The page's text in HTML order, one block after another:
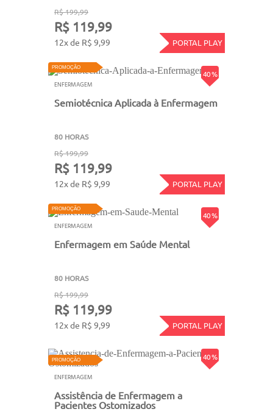
R$ 199,99
R$ 119,99
12x de R$ 9,99 PORTAL PLAY
40 %
PROMOÇÃO
ENFERMAGEM
Semiotécnica Aplicada à Enfermagem
80 HORAS
R$ 199,99
R$ 119,99
12x de R$ 9,99 PORTAL PLAY
40 %
PROMOÇÃO
ENFERMAGEM
Enfermagem em Saúde Mental
80 HORAS
R$ 199,99
R$ 119,99
12x de R$ 9,99 PORTAL PLAY
40 %
PROMOÇÃO
ENFERMAGEM
Assistência de Enfermagem a
Pacientes Ostomizados